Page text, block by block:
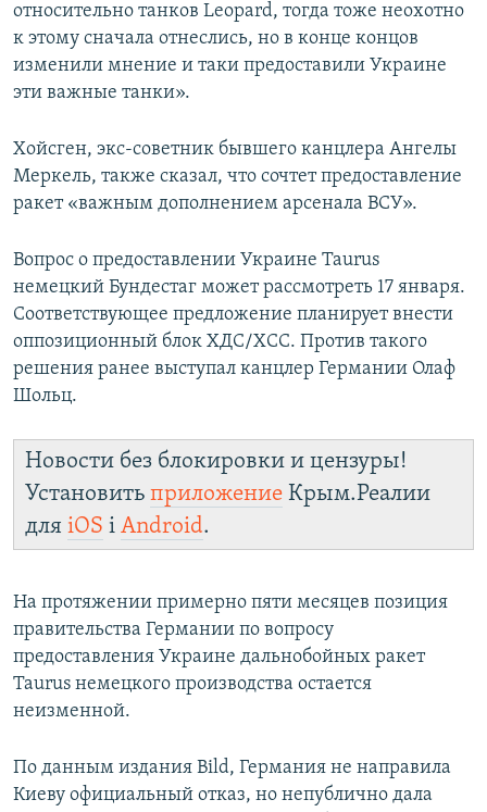
относительно танков Leopard, тогда тоже неохотно
к этому сначала отнеслись, но в конце концов
изменили мнение и таки предоставили Украине
эти важные танки».
Хойсген, экс-советник бывшего канцлера Ангелы
Меркель, также сказал, что сочтет предоставление
ракет «важным дополнением арсенала ВСУ».
Вопрос о предоставлении Украине Taurus
немецкий Бундестаг может рассмотреть 17 января.
Соответствующее предложение планирует внести
оппозиционный блок ХДС/ХСС. Против такого
решения ранее выступал канцлер Германии Олаф
Шольц.
Новости без блокировки и цензуры!
Установить приложение Крым.Реалии
для iOS і Android.
На протяжении примерно пяти месяцев позиция
правительства Германии по вопросу
предоставления Украине дальнобойных ракет
Taurus немецкого производства остается
неизменной.
По данным издания Bild, Германия не направила
Киеву официальный отказ, но непублично дала